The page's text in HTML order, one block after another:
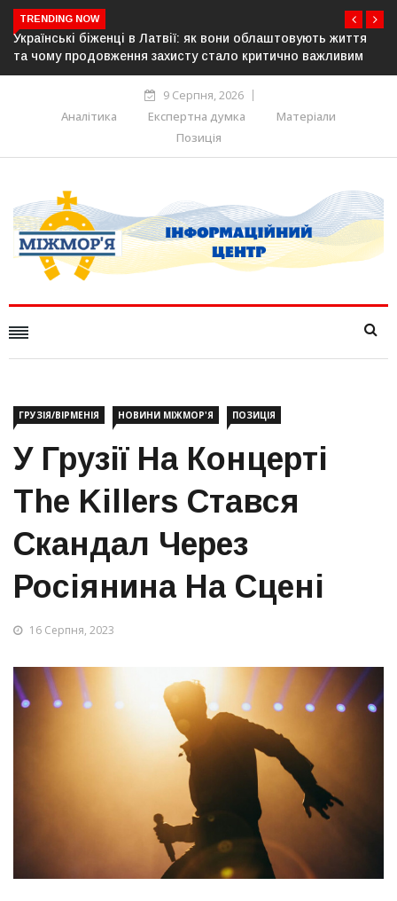
TRENDING NOW
У понад 25 містах Польщі відбудуться акції на підтримку
українців: виступлять проти агресії та ненависті
9 Серпня, 2026
Аналітика
Експертна думка
Матеріали
Позиція
ГРУЗІЯ/ВІРМЕНІЯ НОВИНИ МІЖМОР'Я ПОЗИЦІЯ
У Грузії На Концерті
The Killers Стався
Скандал Через
Росіянина На Сцені
16 Серпня, 2023